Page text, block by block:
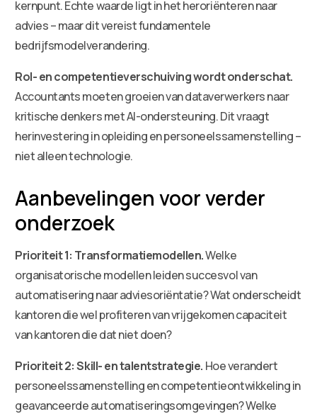
kernpunt. Echte waarde ligt in het heroriënteren naar
advies – maar dit vereist fundamentele
bedrijfsmodelverandering.
Rol- en competentieverschuiving wordt onderschat.
Accountants moeten groeien van dataverwerkers naar
kritische denkers met AI-ondersteuning. Dit vraagt
herinvestering in opleiding en personeelssamenstelling –
niet alleen technologie.
Aanbevelingen voor verder
onderzoek
Prioriteit 1: Transformatiemodellen.Welke
organisatorische modellen leiden succesvol van
automatisering naar adviesoriëntatie? Wat onderscheidt
kantoren die wel profiteren van vrijgekomen capaciteit
van kantoren die dat niet doen?
Prioriteit 2: Skill- en talentstrategie. Hoe verandert
personeelssamenstelling en competentieontwikkeling in
geavanceerde automatiseringsomgevingen? Welke